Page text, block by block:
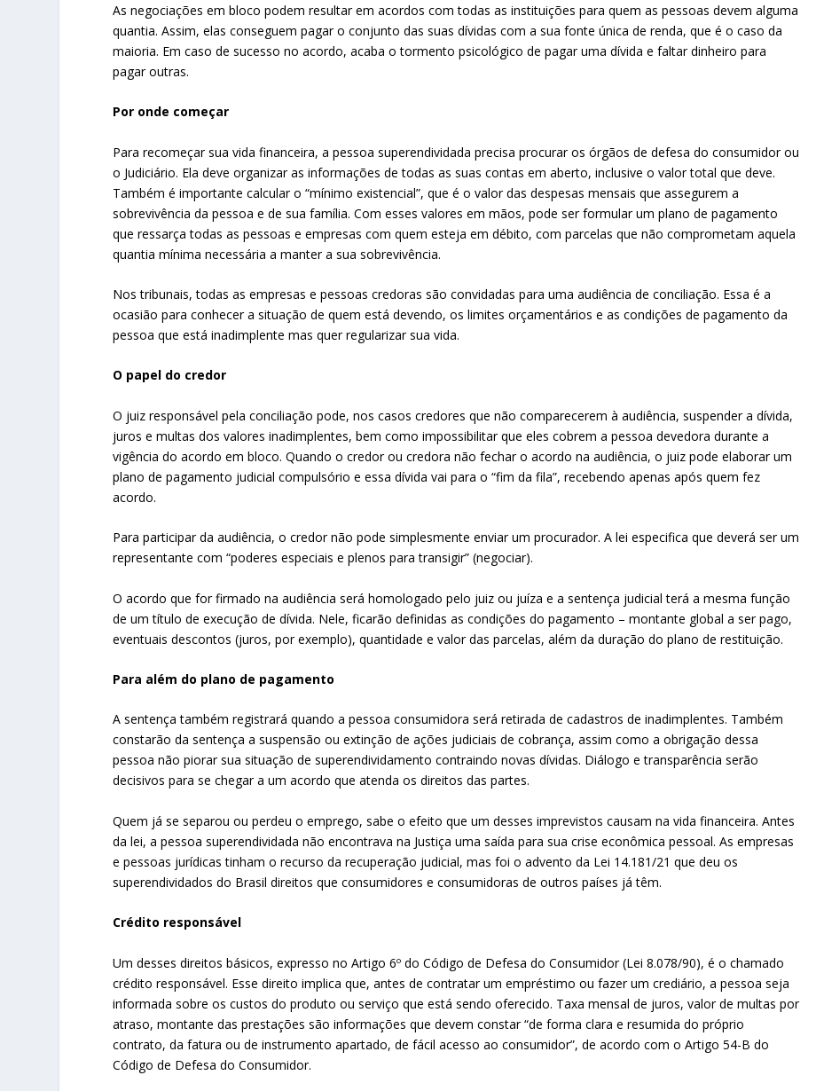
As negociações em bloco podem resultar em acordos com todas as instituições para quem as pessoas devem alguma
quantia. Assim, elas conseguem pagar o conjunto das suas dívidas com a sua fonte única de renda, que é o caso da
maioria. Em caso de sucesso no acordo, acaba o tormento psicológico de pagar uma dívida e faltar dinheiro para
pagar outras.
Por onde começar
Para recomeçar sua vida financeira, a pessoa superendividada precisa procurar os órgãos de defesa do consumidor ou
o Judiciário. Ela deve organizar as informações de todas as suas contas em aberto, inclusive o valor total que deve.
Também é importante calcular o “mínimo existencial”, que é o valor das despesas mensais que assegurem a
sobrevivência da pessoa e de sua família. Com esses valores em mãos, pode ser formular um plano de pagamento
que ressarça todas as pessoas e empresas com quem esteja em débito, com parcelas que não comprometam aquela
quantia mínima necessária a manter a sua sobrevivência.
Nos tribunais, todas as empresas e pessoas credoras são convidadas para uma audiência de conciliação. Essa é a
ocasião para conhecer a situação de quem está devendo, os limites orçamentários e as condições de pagamento da
pessoa que está inadimplente mas quer regularizar sua vida.
O papel do credor
O juiz responsável pela conciliação pode, nos casos credores que não comparecerem à audiência, suspender a dívida,
juros e multas dos valores inadimplentes, bem como impossibilitar que eles cobrem a pessoa devedora durante a
vigência do acordo em bloco. Quando o credor ou credora não fechar o acordo na audiência, o juiz pode elaborar um
plano de pagamento judicial compulsório e essa dívida vai para o “fim da fila”, recebendo apenas após quem fez
acordo.
Para participar da audiência, o credor não pode simplesmente enviar um procurador. A lei especifica que deverá ser um
representante com “poderes especiais e plenos para transigir” (negociar).
O acordo que for firmado na audiência será homologado pelo juiz ou juíza e a sentença judicial terá a mesma função
de um título de execução de dívida. Nele, ficarão definidas as condições do pagamento – montante global a ser pago,
eventuais descontos (juros, por exemplo), quantidade e valor das parcelas, além da duração do plano de restituição.
Para além do plano de pagamento
A sentença também registrará quando a pessoa consumidora será retirada de cadastros de inadimplentes. Também
constarão da sentença a suspensão ou extinção de ações judiciais de cobrança, assim como a obrigação dessa
pessoa não piorar sua situação de superendividamento contraindo novas dívidas. Diálogo e transparência serão
decisivos para se chegar a um acordo que atenda os direitos das partes.
Quem já se separou ou perdeu o emprego, sabe o efeito que um desses imprevistos causam na vida financeira. Antes
da lei, a pessoa superendividada não encontrava na Justiça uma saída para sua crise econômica pessoal. As empresas
e pessoas jurídicas tinham o recurso da recuperação judicial, mas foi o advento da Lei 14.181/21 que deu os
superendividados do Brasil direitos que consumidores e consumidoras de outros países já têm.
Crédito responsável
Um desses direitos básicos, expresso no Artigo 6º do Código de Defesa do Consumidor (Lei 8.078/90), é o chamado
crédito responsável. Esse direito implica que, antes de contratar um empréstimo ou fazer um crediário, a pessoa seja
informada sobre os custos do produto ou serviço que está sendo oferecido. Taxa mensal de juros, valor de multas por
atraso, montante das prestações são informações que devem constar “de forma clara e resumida do próprio
contrato, da fatura ou de instrumento apartado, de fácil acesso ao consumidor”, de acordo com o Artigo 54-B do
Código de Defesa do Consumidor.